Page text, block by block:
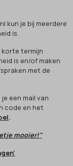
kun je bij meerdere
is.
korte termijn
is en/of maken
met de
een mail van
code en het
.
mooier!"